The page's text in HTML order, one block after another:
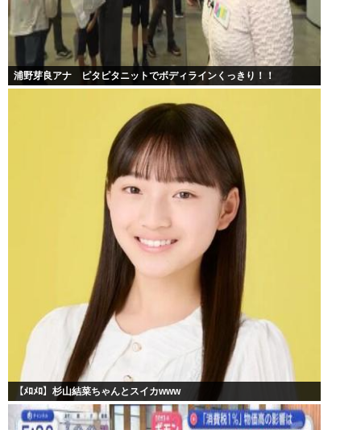
浦野芽良アナ ピタピタニットでボディラインくっきり！！
【ﾒﾛﾒﾛ】杉山結菜ちゃんとスイカwww